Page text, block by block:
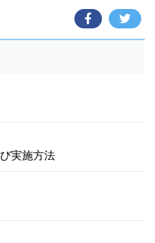
実施方法